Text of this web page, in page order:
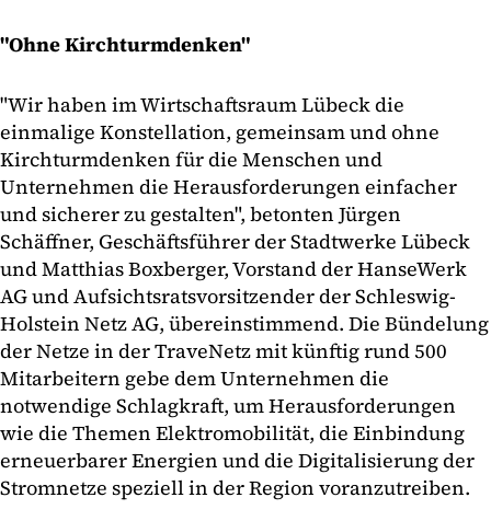
"Ohne Kirchturmdenken"
"Wir haben im Wirtschaftsraum Lübeck die
einmalige Konstellation, gemeinsam und ohne
Kirchturmdenken für die Menschen und
Unternehmen die Herausforderungen einfacher
und sicherer zu gestalten", betonten Jürgen
Schäffner, Geschäftsführer der Stadtwerke Lübeck
und Matthias Boxberger, Vorstand der HanseWerk
AG und Aufsichtsratsvorsitzender der Schleswig-
Holstein Netz AG, übereinstimmend. Die Bündelung
der Netze in der TraveNetz mit künftig rund 500
Mitarbeitern gebe dem Unternehmen die
notwendige Schlagkraft, um Herausforderungen
wie die Themen Elektromobilität, die Einbindung
erneuerbarer Energien und die Digitalisierung der
Stromnetze speziell in der Region voranzutreiben.